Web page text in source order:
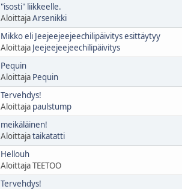
"isosti" liikkeelle.
AloittajaArsenikki
Mikko eli Jeejeejeejeechilipäivitys esittäytyy
Aloittaja Jeejeejeejeechilipäivitys
Pequin
Aloittaja Pequin
Tervehdys!
Aloittaja paulstump
meikäläinen!
Aloittajataikatatti
Hellouh
Aloittaja TEETOO
Tervehdys!